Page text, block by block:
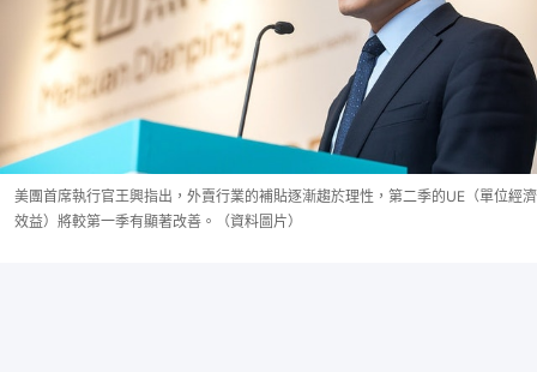
美團首席執行官王興指出，外賣行業的補貼逐漸趨於理性，第二季的UE（單位經濟
效益）將較第一季有顯著改善。（資料圖片）